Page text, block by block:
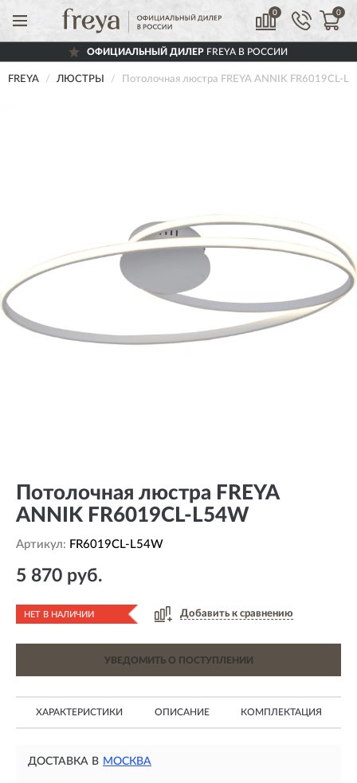
0 0
ОФИЦИАЛЬНЫЙ ДИЛЕРFREYA В РОССИИ
FREYA ЛЮСТРЫ Потолочная люстра FREYA ANNIK FR6019CL-
Потолочная люстра FREYA
ANNIK FR6019CL-L54W
Артикул: FR6019CL-L54W
5 870 руб.
НЕТ В НАЛИЧИИ Добавить к сравнению
УВЕДОМИТЬ О ПОСТУПЛЕНИИ
ХАРАКТЕРИСТИКИ ОПИСАНИЕ КОМПЛЕКТАЦИЯ
ДОСТАВКА В МОСКВА